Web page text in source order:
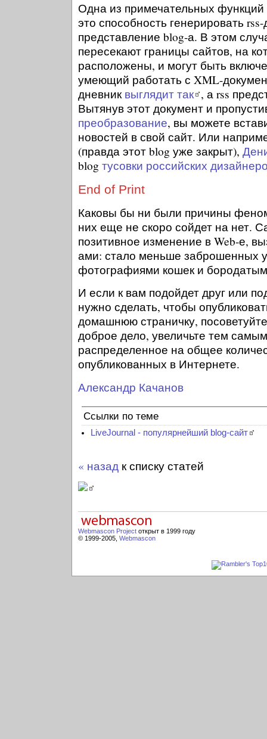
Одна из примечательных
это способность генерировать
представление blog-а. В этом
пересекают границы сайтов, на
расположены, и могут быть
умеющий работать с XML-
дневник выглядит так , а rss
Вытянув этот документ и
преобразование, вы можете
новостей в свой сайт. Или
(правда этот blog уже закрыт),
blog тусовки российских
End of Print
Каковы бы ни были причины
них еще не скоро сойдет на нет.
позитивное изменение в Web-е,
ами: стало меньше заброшенных
фотографиями кошек и
И если к вам подойдет друг или
нужно сделать, чтобы
домашнюю страничку,
доброе дело, увеличьте тем
распределенное на общее
опубликованных в Интернете.
Александр Качанов
Ссылки по теме
LiveJournal - популярнейший blog-сайт
« назад к списку статей
Webmascon Project открыт в 1999 году
© 1999-2005, Webmascon